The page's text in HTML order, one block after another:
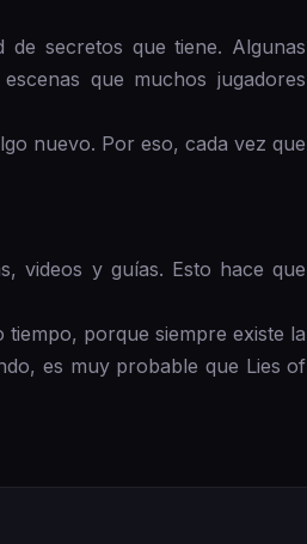
secretos que tiene. Algunas
que muchos jugadores
nuevo. Por eso, cada vez que
videos y guías. Esto hace que
porque siempre existe la
es muy probable que Lies of